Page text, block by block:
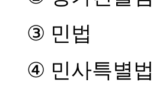
③ 민법
④ 민사특별